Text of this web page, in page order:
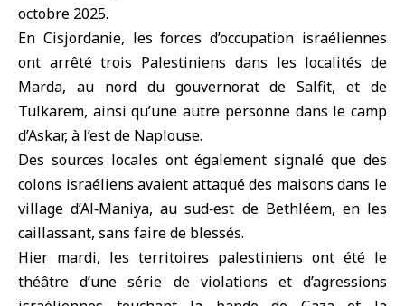
octobre 2025.
En Cisjordanie, les forces d’occupation israéliennes
ont arrêté trois Palestiniens dans les localités de
Marda, au nord du gouvernorat de Salfit, et de
Tulkarem, ainsi qu’une autre personne dans le camp
d’Askar, à l’est de Naplouse.
Des sources locales ont également signalé que des
colons israéliens avaient attaqué des maisons dans le
village d’Al‑Maniya, au sud‑est de Bethléem, en les
caillassant, sans faire de blessés.
Hier mardi, les territoires palestiniens ont été le
théâtre d’une série de violations et d’agressions